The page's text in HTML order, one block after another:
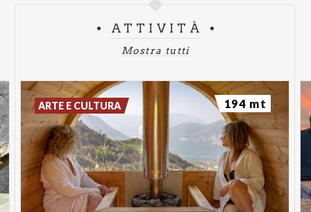
ATTIVITÀ
Mostra tutti
ARTE E CULTURA 194 mt